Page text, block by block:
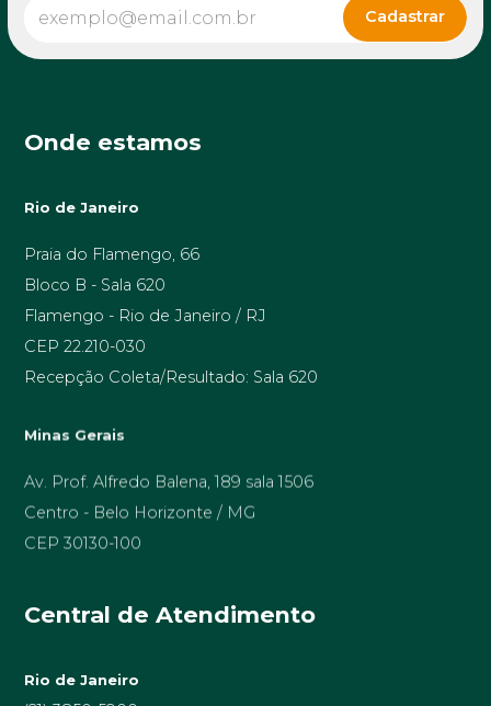
Onde estamos
Rio de Janeiro
Praia do Flamengo, 66
Bloco B - Sala 620
Flamengo - Rio de Janeiro / RJ
CEP 22.210-030
Recepção Coleta/Resultado: Sala 620
Minas Gerais
Av. Prof. Alfredo Balena, 189 sala 1506
Centro - Belo Horizonte / MG
CEP 30130-100
Central de Atendimento
Rio de Janeiro